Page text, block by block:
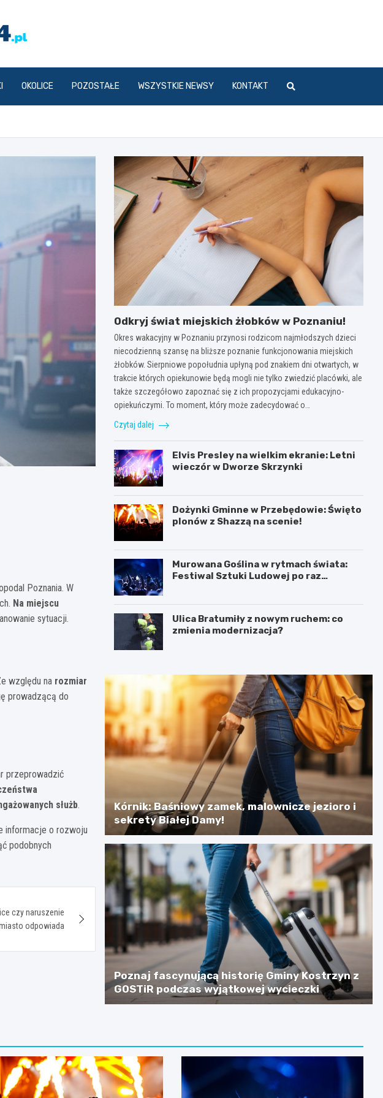
OKOLICE POZOSTAŁE WSZYSTKIE NEWSY KONTAKT
Poznania. W
Na miejscu
sytuacji.
względu na rozmiar
prowadzącą do
przeprowadzić
służb.
informacje o rozwoju
podobnych
czy naruszenie
odpowiada
Odkryj świat miejskich żłobków w Poznaniu!
Okres wakacyjny w Poznaniu przynosi rodzicom najmłodszych dzieci
niecodzienną szansę na bliższe poznanie funkcjonowania miejskich
żłobków. Sierpniowe popołudnia upłyną pod znakiem dni otwartych, w
trakcie których opiekunowie będą mogli nie tylko zwiedzić placówki, ale
także szczegółowo zapoznać się z ich propozycjami edukacyjno-
opiekuńczymi. To moment, który może zadecydować o…
Czytaj dalej
Elvis Presley na wielkim ekranie: Letni
wieczór w Dworze Skrzynki
Dożynki Gminne w Przebędowie: Święto
plonów z Shazzą na scenie!
Murowana Goślina w rytmach świata:
Festiwal Sztuki Ludowej po raz
Ulica Bratumiły z nowym ruchem: co
zmienia modernizacja?
Kórnik: Baśniowy zamek, malownicze jezioro i
sekrety Białej Damy!
Poznaj fascynującą historię Gminy Kostrzyn z
GOSTiR podczas wyjątkowej wycieczki